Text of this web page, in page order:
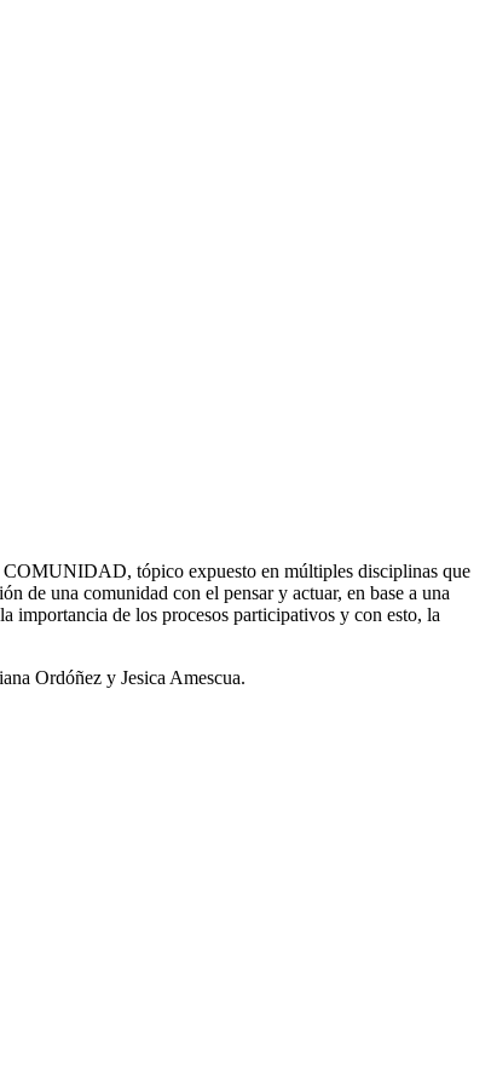
COMUNIDAD, tópico expuesto en múltiples disciplinas que
de una comunidad con el pensar y actuar, en base a una
importancia de los procesos participativos y con esto, la
Ordóñez y Jesica Amescua.